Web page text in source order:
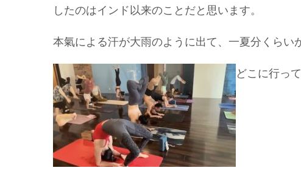
したのはインド以来のことだと思います。
本氣による汗が大雨のように出て、一夏分くらい
どこに行っ